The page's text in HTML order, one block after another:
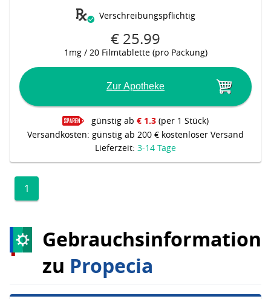
Verschreibungspflichtig
€ 25.99
1mg / 20 Filmtablette (pro Packung)
Zur Apotheke
günstig ab € 1.3 (per 1 Stück)
Versandkosten: günstig ab 200 € kostenloser Versand
Lieferzeit: 3-14 Tage
1
Gebrauchsinformation
zu Propecia